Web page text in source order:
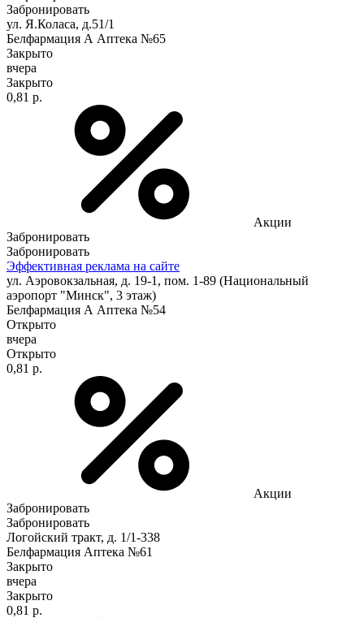
Забронировать
ул. Я.Коласа, д.51/1
Белфармация А Аптека №65
Закрыто
вчера
Закрыто
0,81 р.
Акции
Забронировать
Забронировать
Эффективная реклама на сайте
ул. Аэровокзальная, д. 19-1, пом. 1-89 (Национальный
аэропорт "Минск", 3 этаж)
Белфармация А Аптека №54
Открыто
вчера
Открыто
0,81 р.
Акции
Забронировать
Забронировать
Логойский тракт, д. 1/1-338
Белфармация Аптека №61
Закрыто
вчера
Закрыто
0,81 р.